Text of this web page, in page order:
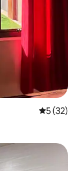
5 (32)